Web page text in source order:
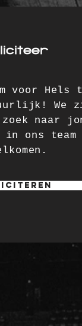
voor Hels
We
naar
in ons team